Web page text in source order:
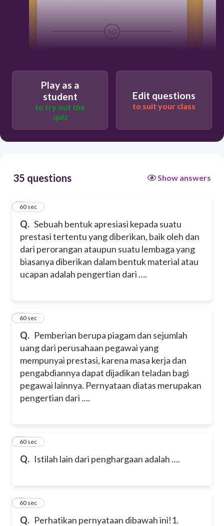
60
Play as a
student
to try out the
quiz
Edit questions
to suit your class
35 questions Show answers
Q. Sebuah bentuk apresiasi kepada suatu
prestasi tertentu yang diberikan, baik oleh dan
dari perorangan ataupun suatu lembaga yang
biasanya diberikan dalam bentuk material atau
ucapan adalah pengertian dari ….
160 sec
Q. Pemberian berupa piagam dan sejumlah
uang dari perusahaan pegawai yang
mempunyai prestasi, karena masa kerja dan
pengabdiannya dapat dijadikan teladan bagi
pegawai lainnya. Pernyataan diatas merupakan
pengertian dari ….
260 sec
Q. Istilah lain dari penghargaan adalah ….
360 sec
Q. Perhatikan pernyataan dibawah ini!1.
460 sec